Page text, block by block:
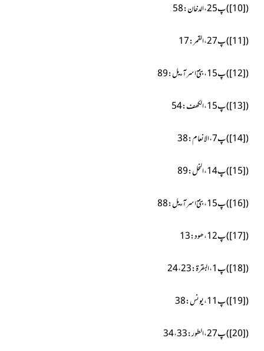
(
[10]
)پ25،الدخان:58
(
[11]
)پ27،القمر:17
(
[12]
)پ15،بنیٓ اسرآءیل:89
(
[13]
)پ15،الکھف:54
(
[14]
)پ7،الانعام:38
(
[15]
)پ14،النحل:89
(
[16]
)پ15،بنیٓ اسرآءیل:88
(
[17]
)پ12،ھود:13
(
[18]
)پ1،البقرۃ:23، 24
(
[19]
)پ11،یونس:38
(
[20]
)پ27،الطور:33، 34